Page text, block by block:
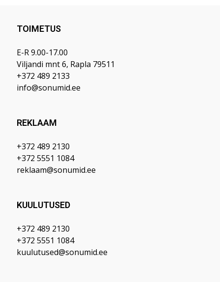
TOIMETUS
E-R 9.00-17.00
Viljandi mnt 6, Rapla 79511
+372 489 2133
info@sonumid.ee
REKLAAM
+372 489 2130
+372 5551 1084
reklaam@sonumid.ee
KUULUTUSED
+372 489 2130
+372 5551 1084
kuulutused@sonumid.ee